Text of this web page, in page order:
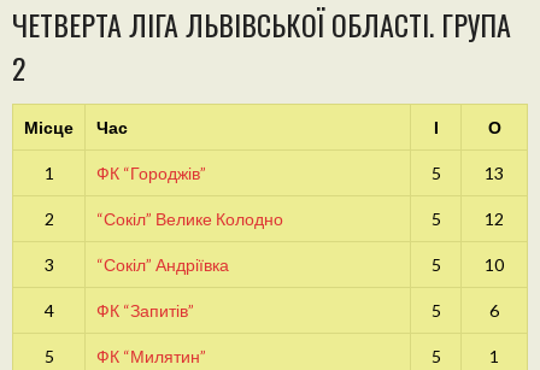
ЧЕТВЕРТА ЛІГА ЛЬВІВСЬКОЇ ОБЛАСТІ. ГРУПА
2
Місце Час І О
1 ФК “Городжів” 5 13
2 “Сокіл” Велике Колодно 5 12
3 “Сокіл” Андріївка 5 10
4 ФК “Запитів” 5 6
5 ФК “Милятин” 5 1